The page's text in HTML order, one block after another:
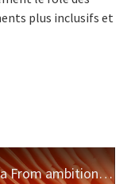
plus inclusifs et
Women leading AI in Canada From ambition to scalable value